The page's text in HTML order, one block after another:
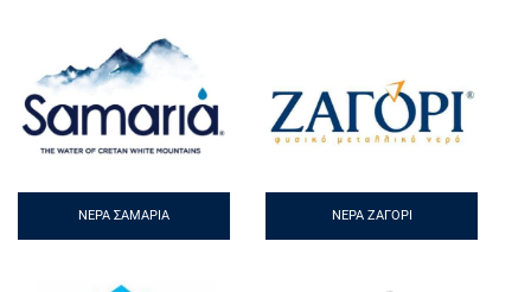
ΝΕΡΆ ΣΑΜΑΡΙΆ ΝΕΡΆ ΖΑΓΌΡΙ